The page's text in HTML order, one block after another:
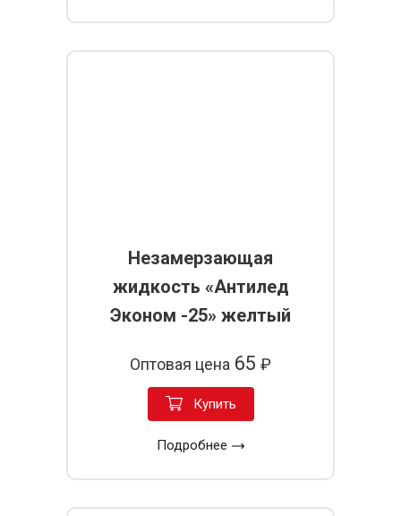
Незамерзающая
жидкость «Антилед
Эконом -25» желтый
Оптовая цена 65 ₽
Купить
Подробнее